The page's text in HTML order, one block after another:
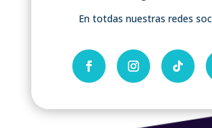
En totdas nuestras redes